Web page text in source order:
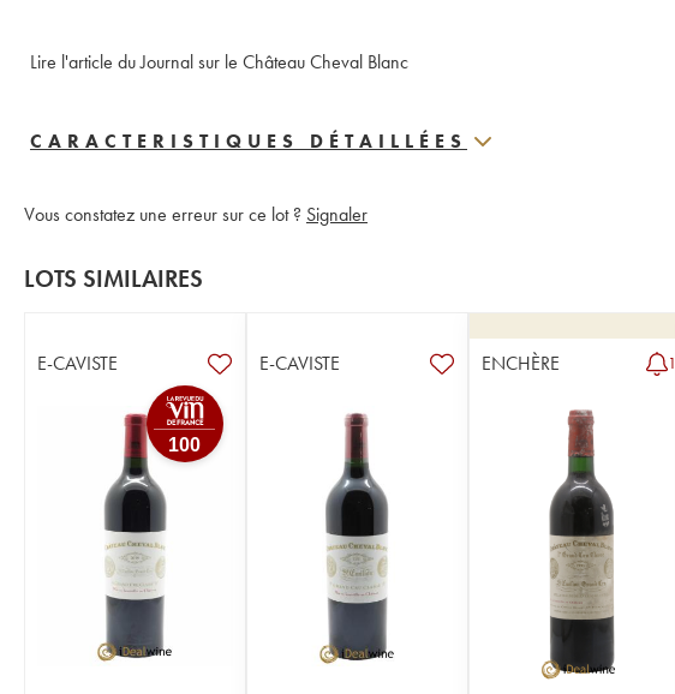
Lire l'article du Journal sur le Château Cheval Blanc
CARACTERISTIQUES DÉTAILLÉES
Vous constatez une erreur sur ce lot ? Signaler
LOTS SIMILAIRES
E-CAVISTE
100
E-CAVISTE ENCHÈRE 1